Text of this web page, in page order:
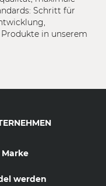
Schritt für
in unserem
Marke
werden